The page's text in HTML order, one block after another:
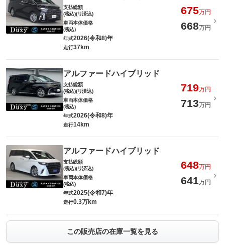
支払総額
(税込)(リ済込)
675万円
車両本体価格
(税込)
668万円
年式2026(令和8)年
走行37km
アルファードハイブリッド
支払総額
(税込)(リ済込)
719万円
車両本体価格
(税込)
713万円
年式2026(令和8)年
走行14km
アルファードハイブリッド
支払総額
(税込)(リ済込)
648万円
車両本体価格
(税込)
641万円
年式2025(令和7)年
走行0.3万km
この販売店の在庫一覧を見る